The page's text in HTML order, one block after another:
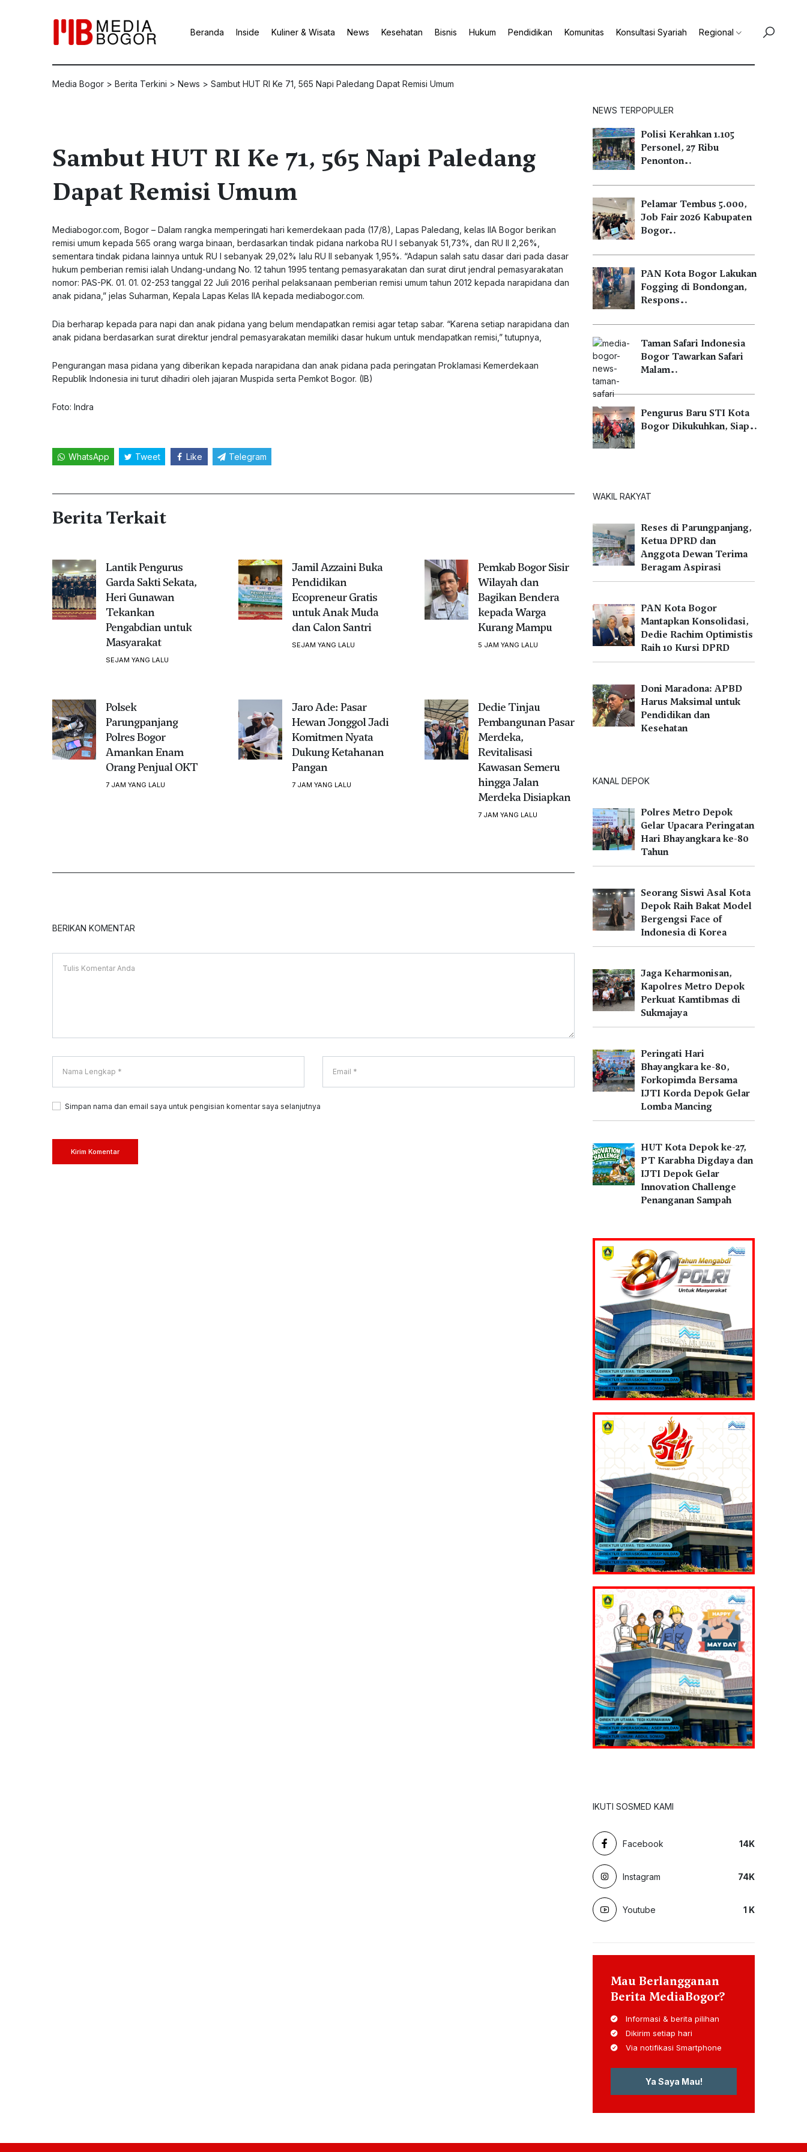
Beranda Inside Kuliner & Wisata News Kesehatan Bisnis Hukum Pendidikan Komunitas Konsultasi Syariah Regional
Media Bogor > Berita Terkini > News > Sambut HUT RI Ke 71, 565 Napi Paledang Dapat Remisi Umum
Sambut HUT RI Ke 71, 565 Napi Paledang
Dapat Remisi Umum
Mediabogor.com, Bogor – Dalam rangka memperingati hari kemerdekaan pada (17/8), Lapas Paledang, kelas IIA Bogor berikan
remisi umum kepada 565 orang warga binaan, berdasarkan tindak pidana narkoba RU I sebanyak 51,73%, dan RU II 2,26%,
sementara tindak pidana lainnya untuk RU I sebanyak 29,02% lalu RU II sebanyak 1,95%. “Adapun salah satu dasar dari pada dasar
hukum pemberian remisi ialah Undang-undang No. 12 tahun 1995 tentang pemasyarakatan dan surat dirut jendral pemasyarakatan
nomor: PAS-PK. 01. 01. 02-253 tanggal 22 Juli 2016 perihal pelaksanaan pemberian remisi umum tahun 2012 kepada narapidana dan
anak pidana,” jelas Suharman, Kepala Lapas Kelas IIA kepada mediabogor.com.
Dia berharap kepada para napi dan anak pidana yang belum mendapatkan remisi agar tetap sabar. “Karena setiap narapidana dan
anak pidana berdasarkan surat direktur jendral pemasyarakatan memiliki dasar hukum untuk mendapatkan remisi,” tutupnya,
Pengurangan masa pidana yang diberikan kepada narapidana dan anak pidana pada peringatan Proklamasi Kemerdekaan
Republik Indonesia ini turut dihadiri oleh jajaran Muspida serta Pemkot Bogor. (IB)
Foto: Indra
WhatsApp Tweet Like Telegram
Berita Terkait
Lantik Pengurus
Garda Sakti Sekata,
Heri Gunawan
Tekankan
Pengabdian untuk
Masyarakat
SEJAM YANG LALU
Jamil Azzaini Buka
Pendidikan
Ecopreneur Gratis
untuk Anak Muda
dan Calon Santri
SEJAM YANG LALU
Pemkab Bogor Sisir
Wilayah dan
Bagikan Bendera
kepada Warga
Kurang Mampu
5 JAM YANG LALU
Polsek
Parungpanjang
Polres Bogor
Amankan Enam
Orang Penjual OKT
7 JAM YANG LALU
Jaro Ade: Pasar
Hewan Jonggol Jadi
Komitmen Nyata
Dukung Ketahanan
Pangan
7 JAM YANG LALU
Dedie Tinjau
Pembangunan Pasar
Merdeka,
Revitalisasi
Kawasan Semeru
hingga Jalan
Merdeka Disiapkan
7 JAM YANG LALU
BERIKAN KOMENTAR
Simpan nama dan email saya untuk pengisian komentar saya selanjutnya
Kirim Komentar
NEWS TERPOPULER
Polisi Kerahkan 1.105
Personel, 27 Ribu
Penonton…
Pelamar Tembus 5.000,
Job Fair 2026 Kabupaten
Bogor…
PAN Kota Bogor Lakukan
Fogging di Bondongan,
Respons…
Taman Safari Indonesia
Bogor Tawarkan Safari
Malam…
Pengurus Baru STI Kota
Bogor Dikukuhkan, Siap…
WAKIL RAKYAT
Reses di Parungpanjang,
Ketua DPRD dan
Anggota Dewan Terima
Beragam Aspirasi
PAN Kota Bogor
Mantapkan Konsolidasi,
Dedie Rachim Optimistis
Raih 10 Kursi DPRD
Doni Maradona: APBD
Harus Maksimal untuk
Pendidikan dan
Kesehatan
KANAL DEPOK
Polres Metro Depok
Gelar Upacara Peringatan
Hari Bhayangkara ke-80
Tahun
Seorang Siswi Asal Kota
Depok Raih Bakat Model
Bergengsi Face of
Indonesia di Korea
Jaga Keharmonisan,
Kapolres Metro Depok
Perkuat Kamtibmas di
Sukmajaya
Peringati Hari
Bhayangkara ke-80,
Forkopimda Bersama
IJTI Korda Depok Gelar
Lomba Mancing
HUT Kota Depok ke-27,
PT Karabha Digdaya dan
IJTI Depok Gelar
Innovation Challenge
Penanganan Sampah
IKUTI SOSMED KAMI
Facebook 14K
Instagram 74K
Youtube 1 K
Mau Berlangganan
Berita MediaBogor?
Informasi & berita pilihan
Dikirim setiap hari
Via notifikasi Smartphone
Ya Saya Mau!